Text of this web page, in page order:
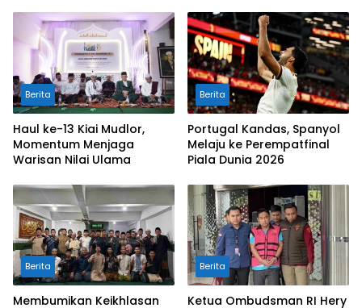
Berita
Haul ke-13 Kiai Mudlor,
Momentum Menjaga
Warisan Nilai Ulama
Berita
Portugal Kandas, Spanyol
Melaju ke Perempatfinal
Piala Dunia 2026
Berita
Membumikan Keikhlasan
Berita
Ketua Ombudsman RI Hery